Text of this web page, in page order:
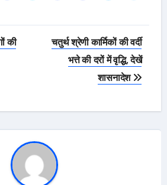
की
चतुर्थ श्रेणी कार्मिकों की वर्दी
भत्ते की दरों में वृद्धि, देखें
शासनादेश